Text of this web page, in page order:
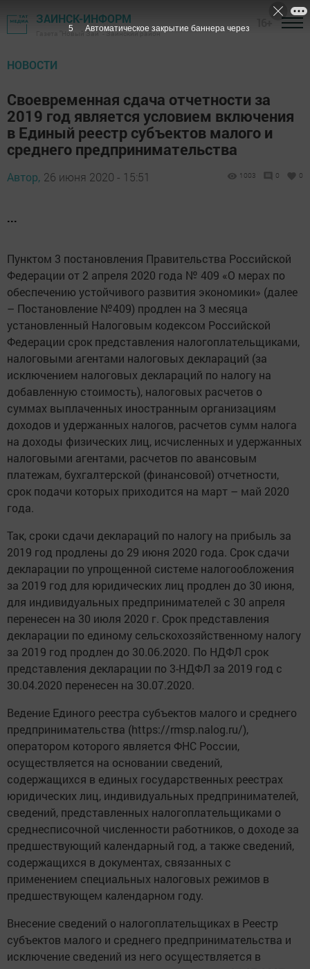
ЗАИНСК-ИНФОРМ
Газета "Новый Зай" - Заинский район
НОВОСТИ
Своевременная сдача отчетности за
2019 год является условием включения
в Единый реестр субъектов малого и
среднего предпринимательства
Автор, 26 июня 2020 - 15:51 1003 0 0
...
Пунктом 3 постановления Правительства Российской
Федерации от 2 апреля 2020 года № 409 «О мерах по
обеспечению устойчивого развития экономики» (далее
– Постановление №409) продлен на 3 месяца
установленный Налоговым кодексом Российской
Федерации срок представления налогоплательщиками,
налоговыми агентами налоговых деклараций (за
исключением налоговых деклараций по налогу на
добавленную стоимость), налоговых расчетов о
суммах выплаченных иностранным организациям
доходов и удержанных налогов, расчетов сумм налога
на доходы физических лиц, исчисленных и удержанных
налоговыми агентами, расчетов по авансовым
платежам, бухгалтерской (финансовой) отчетности,
срок подачи которых приходится на март – май 2020
года.
Так, сроки сдачи деклараций по налогу на прибыль за
2019 год продлены до 29 июня 2020 года. Срок сдачи
декларации по упрощенной системе налогообложения
за 2019 год для юридических лиц продлен до 30 июня,
для индивидуальных предпринимателей с 30 апреля
перенесен на 30 июля 2020 г. Срок представления
декларации по единому сельскохозяйственному налогу
за 2019 год продлен до 30.06.2020. По НДФЛ срок
представления декларации по 3-НДФЛ за 2019 год с
30.04.2020 перенесен на 30.07.2020.
Ведение Единого реестра субъектов малого и среднего
предпринимательства (https://rmsp.nalog.ru/),
оператором которого является ФНС России,
осуществляется на основании сведений,
содержащихся в единых государственных реестрах
юридических лиц, индивидуальных предпринимателей,
сведений, представленных налогоплательщиками о
среднесписочной численности работников, о доходе за
предшествующий календарный год, а также сведений,
содержащихся в документах, связанных с
применением специальных налоговых режимов в
предшествующем календарном году.
Внесение сведений о налогоплательщиках в Реестр
субъектов малого и среднего предпринимательства и
исключение сведений из него осуществляется в
4 Автоматическое закрытие баннера через